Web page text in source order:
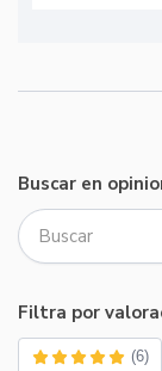
Buscar en
Filtra por
(6)